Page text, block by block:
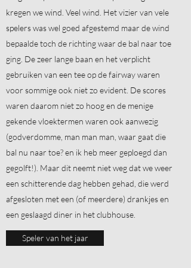
kregen we wind. Veel wind. Het vizier van vele
spelers was wel goed afgestemd maar de wind
bepaalde toch de richting waar de bal naar toe
ging. De zeer lange baan en het verplicht
gebruiken van een tee op de fairway waren
voor sommige ook niet zo evident. De scores
waren daarom niet zo hoog en de menige
gekende vloektermen waren ook aanwezig
(godverdomme, man man man, waar gaat die
bal nu naar toe? en ik heb meer geploegd dan
gegolft!). Maar dit neemt niet weg dat we weer
een schitterende dag hebben gehad, die werd
afgesloten met een (of meerdere) drankjes en
een geslaagd diner in het clubhouse.
Speler van het jaar